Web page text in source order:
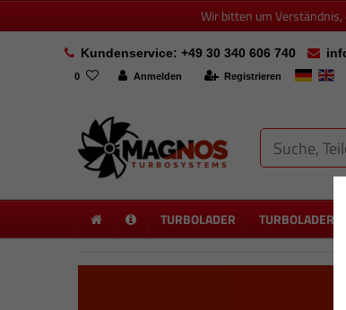
Wir bitten um Verständnis,
Kundenservice: +49 30 340 606 740
0 Anmelden Registrieren
TURBOLADER TURBOLADER